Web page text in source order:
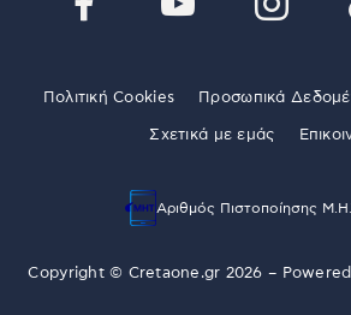
Πολιτική Cookies Προσωπικά
Σχετικά με εμάς
Αριθμός Πιστοποίησης
Copyright © Cretaone.gr 2026 –